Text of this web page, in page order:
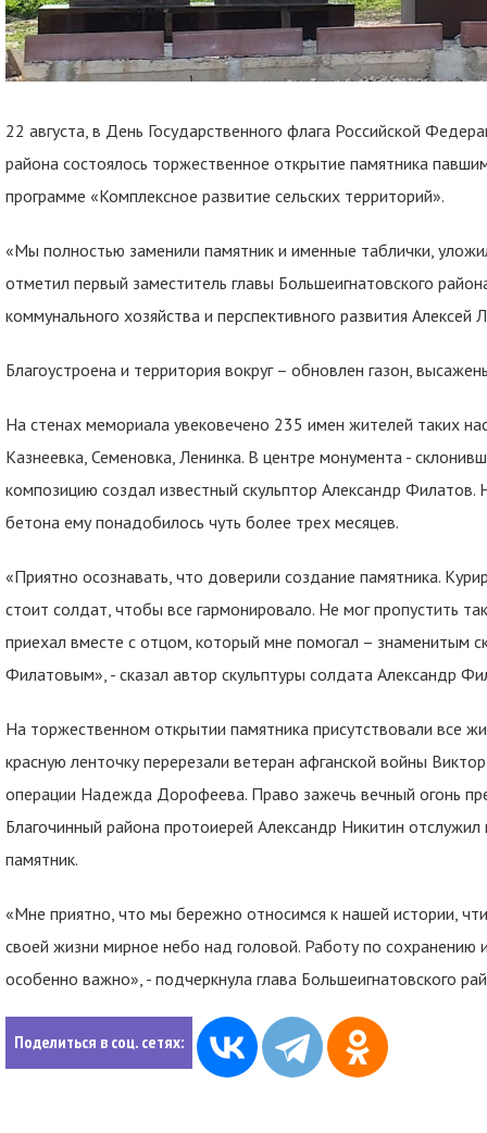
22 августа, в День Государственного флага Российской
района состоялось торжественное открытие памятника
программе «Комплексное развитие сельских территорий».
«Мы полностью заменили памятник и именные таблички,
отметил первый заместитель главы Большеигнатовского
коммунального хозяйства и перспективного развития Алексей
Благоустроена и территория вокруг – обновлен газон,
На стенах мемориала увековечено 235 имен жителей таких
Казнеевка, Семеновка, Ленинка. В центре монумента -
композицию создал известный скульптор Александр Филатов.
бетона ему понадобилось чуть более трех месяцев.
«Приятно осознавать, что доверили создание памятника.
стоит солдат, чтобы все гармонировало. Не мог пропустить
приехал вместе с отцом, который мне помогал – знаменитым
Филатовым», - сказал автор скульптуры солдата Александр
На торжественном открытии памятника присутствовали все
красную ленточку перерезали ветеран афганской войны
операции Надежда Дорофеева. Право зажечь вечный огонь
Благочинный района протоиерей Александр Никитин
памятник.
«Мне приятно, что мы бережно относимся к нашей истории,
своей жизни мирное небо над головой. Работу по
особенно важно», - подчеркнула глава Большеигнатовского
Поделиться в соц. сетях: